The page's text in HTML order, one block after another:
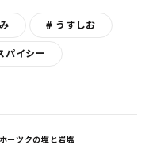
# うすしお
パイシー
ーツクの塩と岩塩